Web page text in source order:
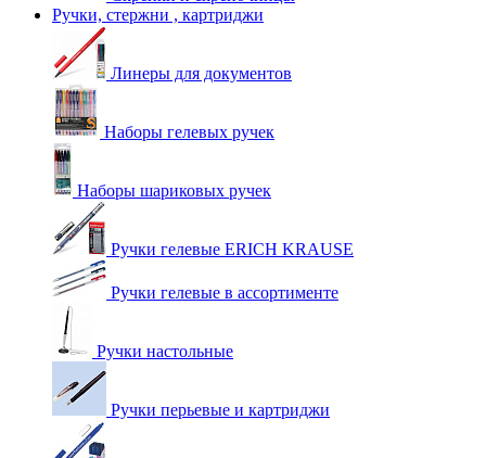
Ручки, стержни , картриджи
Линеры для документов
Наборы гелевых ручек
Наборы шариковых ручек
Ручки гелевые ERICH KRAUSE
Ручки гелевые в ассортименте
Ручки настольные
Ручки перьевые и картриджи